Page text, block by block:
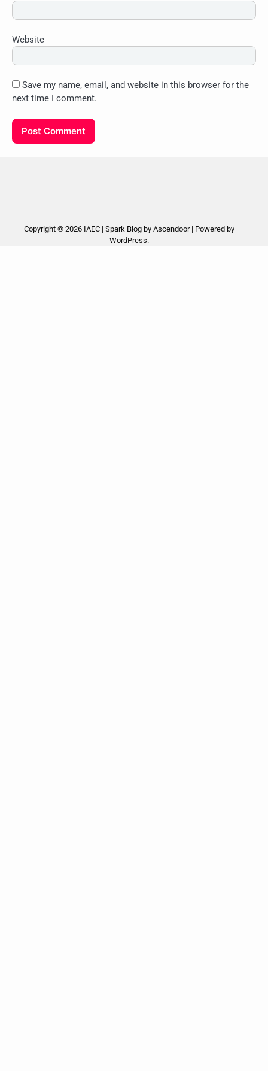
Website
Save my name, email, and website in this browser for the
next time I comment.
Copyright © 2026 IAEC | Spark Blog by Ascendoor| Powered by
WordPress.